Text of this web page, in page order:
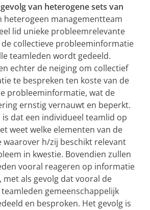
van heterogene sets van
heterogeen managementteam
lid unieke probleemrelevante
collectieve probleeminformatie
teamleden wordt gedeeld.
echter de neiging om collectief
te bespreken ten koste van de
probleeminformatie, wat de
ernstig vernauwt en beperkt.
dat een individueel teamlid op
weet welke elementen van de
waarover h/zij beschikt relevant
in kwestie. Bovendien zullen
vooral reageren op informatie
met als gevolg dat vooral de
gemeenschappelijk
en besproken. Het gevolg is